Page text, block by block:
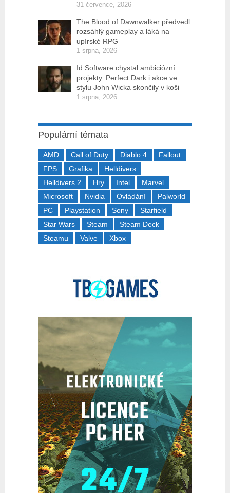
31 července, 2026
The Blood of Dawnwalker předvedl
rozsáhlý gameplay a láká na
upírské RPG
1 srpna, 2026
Id Software chystal ambiciózní
projekty. Perfect Dark i akce ve
stylu John Wicka skončily v koši
1 srpna, 2026
Populární témata
AMD Call of Duty Diablo 4
Fallout
FPS
Grafika
Helldivers
Helldivers 2
Hry Intel
Marvel
Microsoft
Nvidia Ovládání
Palworld
PC
Playstation Sony
Starfield
Star Wars
Steam
Steam Deck
Steamu
Valve Xbox